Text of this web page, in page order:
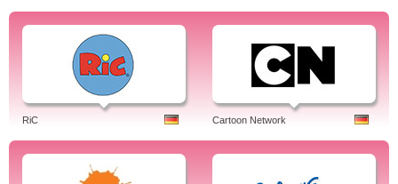
RiC Cartoon Network